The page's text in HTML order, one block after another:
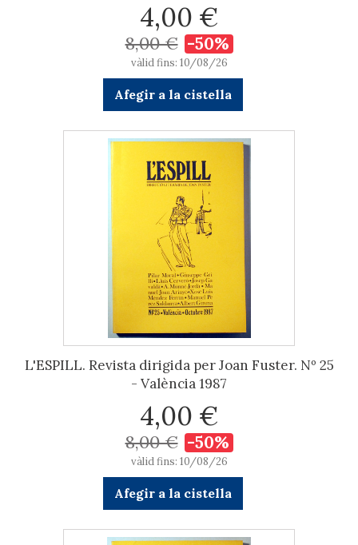
4,00 €
8,00 € -50%
vàlid fins: 10/08/26
Afegir a la cistella
L'ESPILL. Revista dirigida per Joan Fuster. Nº 25
- València 1987
4,00 €
8,00 € -50%
vàlid fins: 10/08/26
Afegir a la cistella